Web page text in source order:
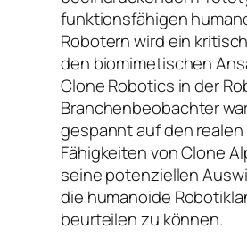
funktionsfähigen
Robotern wird ein
den biomimetischen
Clone Robotics in der
Branchenbeobachter
gespannt auf den
Fähigkeiten von Clone
seine potenziellen
die humanoide
beurteilen zu können.